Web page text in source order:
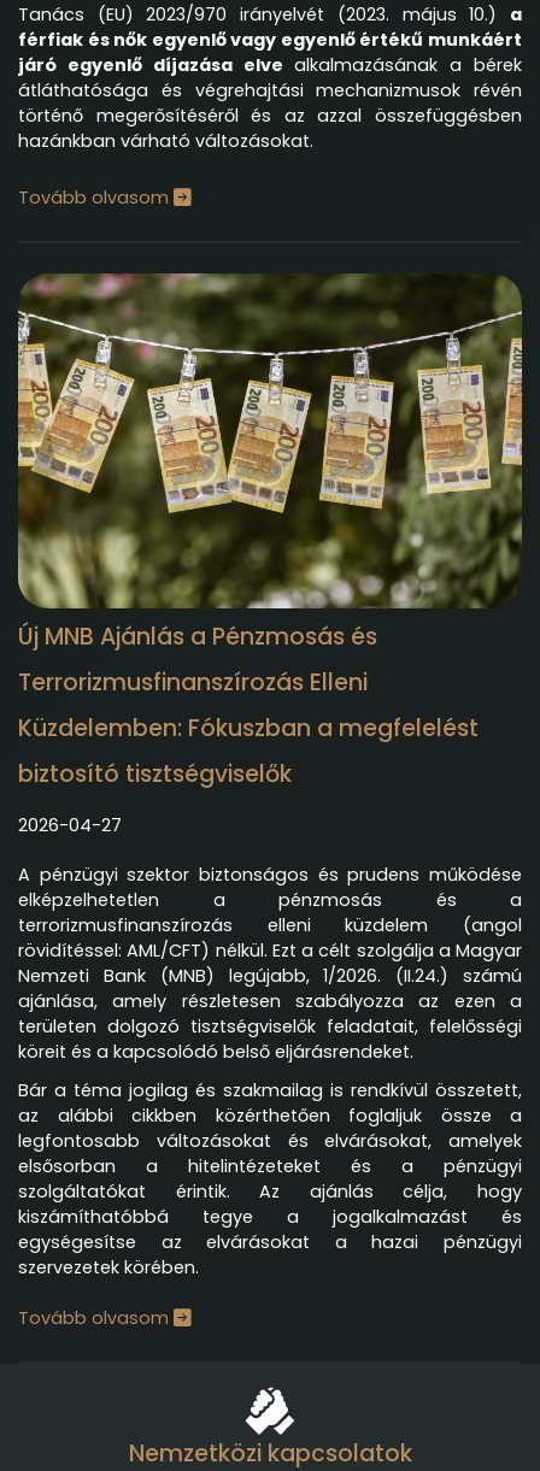
Tanács (EU) 2023/970 irányelvét (2023. május 10.) a
férfiak és nők egyenlő vagy egyenlő értékű munkáért
járó egyenlő díjazása elve alkalmazásának a bérek
átláthatósága és végrehajtási mechanizmusok révén
történő megerősítéséről és az azzal összefüggésben
hazánkban várható változásokat.
Tovább olvasom
Új MNB Ajánlás a Pénzmosás és
Terrorizmusfinanszírozás Elleni
Küzdelemben: Fókuszban a megfelelést
biztosító tisztségviselők
2026-04-27
A pénzügyi szektor biztonságos és prudens működése
elképzelhetetlen a pénzmosás és a
terrorizmusfinanszírozás elleni küzdelem (angol
rövidítéssel: AML/CFT) nélkül. Ezt a célt szolgálja a Magyar
Nemzeti Bank (MNB) legújabb, 1/2026. (II.24.) számú
ajánlása, amely részletesen szabályozza az ezen a
területen dolgozó tisztségviselők feladatait, felelősségi
köreit és a kapcsolódó belső eljárásrendeket.
Bár a téma jogilag és szakmailag is rendkívül összetett,
az alábbi cikkben közérthetően foglaljuk össze a
legfontosabb változásokat és elvárásokat, amelyek
elsősorban a hitelintézeteket és a pénzügyi
szolgáltatókat érintik. Az ajánlás célja, hogy
kiszámíthatóbbá tegye a jogalkalmazást és
egységesítse az elvárásokat a hazai pénzügyi
szervezetek körében.
Tovább olvasom
Nemzetközi kapcsolatok